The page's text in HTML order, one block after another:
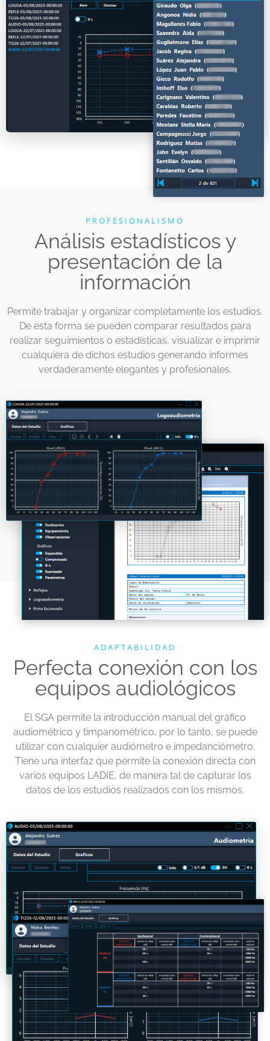
PROFESIONALISMO
Análisis estadísticos y
presentación de la
información
Permite trabajar y organizar completamente los estudios.
De esta forma se pueden comparar resultados para
realizar seguimientos o estadísticas, visualizar e imprimir
cualquiera de dichos estudios generando informes
verdaderamente elegantes y profesionales.
ADAPTABILIDAD
Perfecta conexión con los
equipos audiológicos
El SGA permite la introducción manual del gráfico
audiométrico y timpanométrico, por lo tanto, se puede
utilizar con cualquier audiómetro e impedanciómetro.
Tiene una interfaz que permite la conexión directa con
varios equipos LADIE, de manera tal de capturar los
datos de los estudios realizados con los mismos.